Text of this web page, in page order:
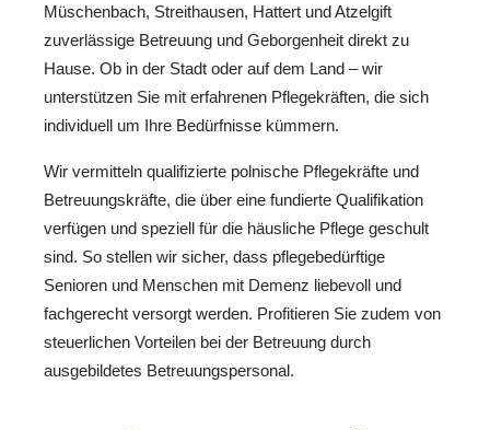
Müschenbach, Streithausen, Hattert und Atzelgift
zuverlässige Betreuung und Geborgenheit direkt zu
Hause. Ob in der Stadt oder auf dem Land – wir
unterstützen Sie mit erfahrenen Pflegekräften, die sich
individuell um Ihre Bedürfnisse kümmern.
Wir vermitteln qualifizierte polnische Pflegekräfte und
Betreuungskräfte, die über eine fundierte Qualifikation
verfügen und speziell für die häusliche Pflege geschult
sind. So stellen wir sicher, dass pflegebedürftige
Senioren und Menschen mit Demenz liebevoll und
fachgerecht versorgt werden. Profitieren Sie zudem von
steuerlichen Vorteilen bei der Betreuung durch
ausgebildetes Betreuungspersonal.